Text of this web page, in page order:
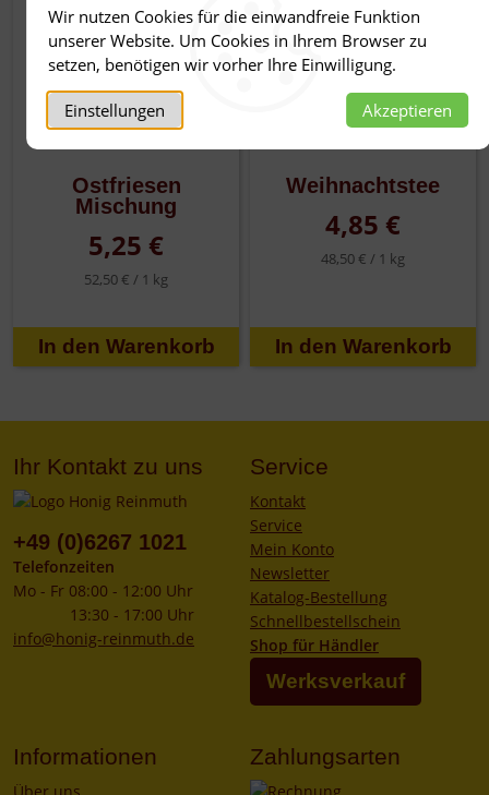
Wir nutzen Cookies für die einwandfreie Funktion
unserer Website. Um Cookies in Ihrem Browser zu
setzen, benötigen wir vorher Ihre Einwilligung.
Einstellungen Akzeptieren
Ostfriesen
Mischung
5,25 €
52,50 € / 1 kg
Weihnachtstee
4,85 €
48,50 € / 1 kg
Ihr Kontakt zu uns
+49 (0)6267 1021
Telefonzeiten
Mo - Fr 08:00 - 12:00 Uhr
13:30 - 17:00 Uhr
info@honig-reinmuth.de
Service
Kontakt
Service
Mein Konto
Newsletter
Katalog-Bestellung
Schnellbestellschein
Shop für Händler
Werksverkauf
Informationen Zahlungsarten